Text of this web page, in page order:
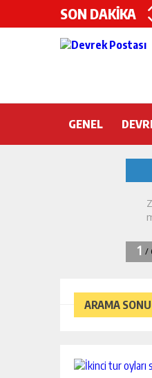
SON DAKİKA
GENEL
ARAMA